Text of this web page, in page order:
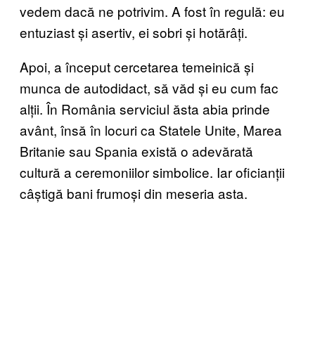
vedem dacă ne potrivim. A fost în regulă: eu
entuziast și asertiv, ei sobri și hotărâți.
Apoi, a început cercetarea temeinică și
munca de autodidact, să văd și eu cum fac
alții. În România serviciul ăsta abia prinde
avânt, însă în locuri ca Statele Unite, Marea
Britanie sau Spania există o adevărată
cultură a ceremoniilor simbolice. Iar oficianții
câștigă bani frumoși din meseria asta.